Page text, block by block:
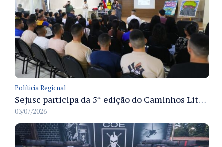
Políticia Regional
Sejusc participa da 5ª edição do Caminhos Literários com foco na cultura hip-hop nas unidades socioeducativas
03/07/2026